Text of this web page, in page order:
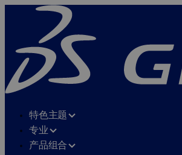
特色主题
专业
产品组合